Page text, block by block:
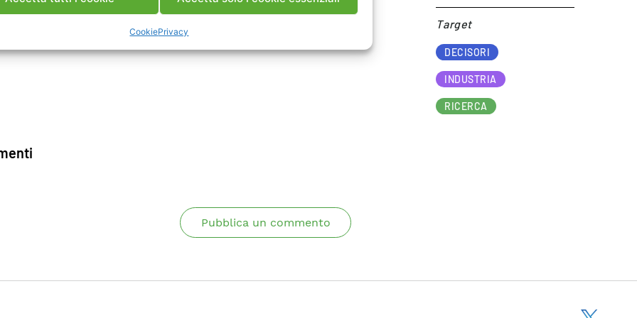
CookiePrivacy
Target​
DECISORI
INDUSTRIA
RICERCA
Pubblica un commento